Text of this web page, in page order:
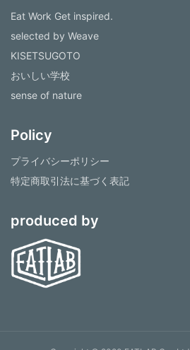
Eat Work Get inspired.
selected by Weave
KISETSUGOTO
おいしい学校
sense of nature
Policy
プライバシーポリシー
特定商取引法に基づく表記
produced by